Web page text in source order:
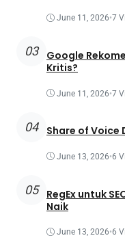
June 11, 2026•7
03
Google
Kritis?
June 11, 2026•7
04 Share of Voice
June 13, 2026•6
05
RegEx untuk
Naik
June 13, 2026•6